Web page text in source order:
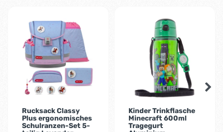
Rucksack Classy
Plus ergonomisches
Schulranzen-Set 5-
Kinder Trinkflasche
Minecraft 600ml
Tragegurt